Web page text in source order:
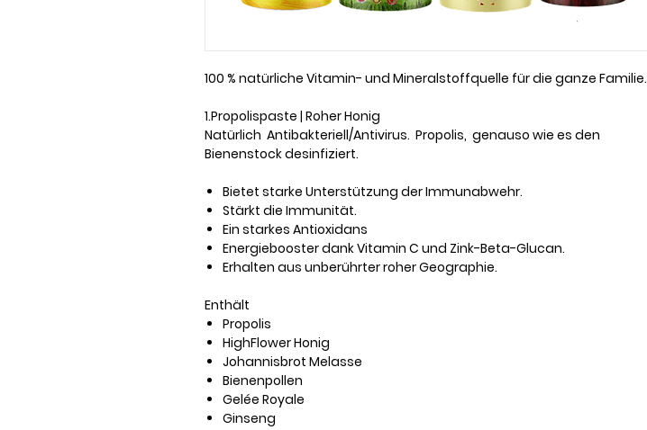
100 % natürliche Vitamin- und Mineralstoffquelle für die ganze Familie.
1.Propolispaste | Roher Honig
Natürlich Antibakteriell/Antivirus. Propolis, genauso wie es den
Bienenstock desinfiziert.
Bietet starke Unterstützung der Immunabwehr.
Stärkt die Immunität.
Ein starkes Antioxidans
Energiebooster dank Vitamin C und Zink-Beta-Glucan.
Erhalten aus unberührter roher Geographie.
Enthält
Propolis
HighFlower Honig
Johannisbrot Melasse
Bienenpollen
Gelée Royale
Ginseng